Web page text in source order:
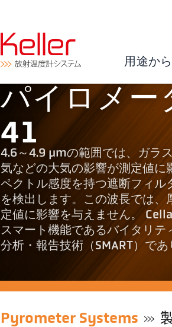
用途か
パイロメー
41
4.6～4.9 µmの範囲では、ガラ
気などの大気の影響が測定値
ペクトル感度を持つ遮断フィル
を検出します。この波長では
定値に影響を与えません。
スマート機能であるバイタリ
分析・報告技術（SMART）で
Pyrometer Systems